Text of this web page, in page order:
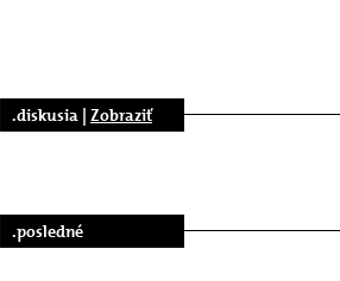
.diskusia | Zobraziť
.posledné